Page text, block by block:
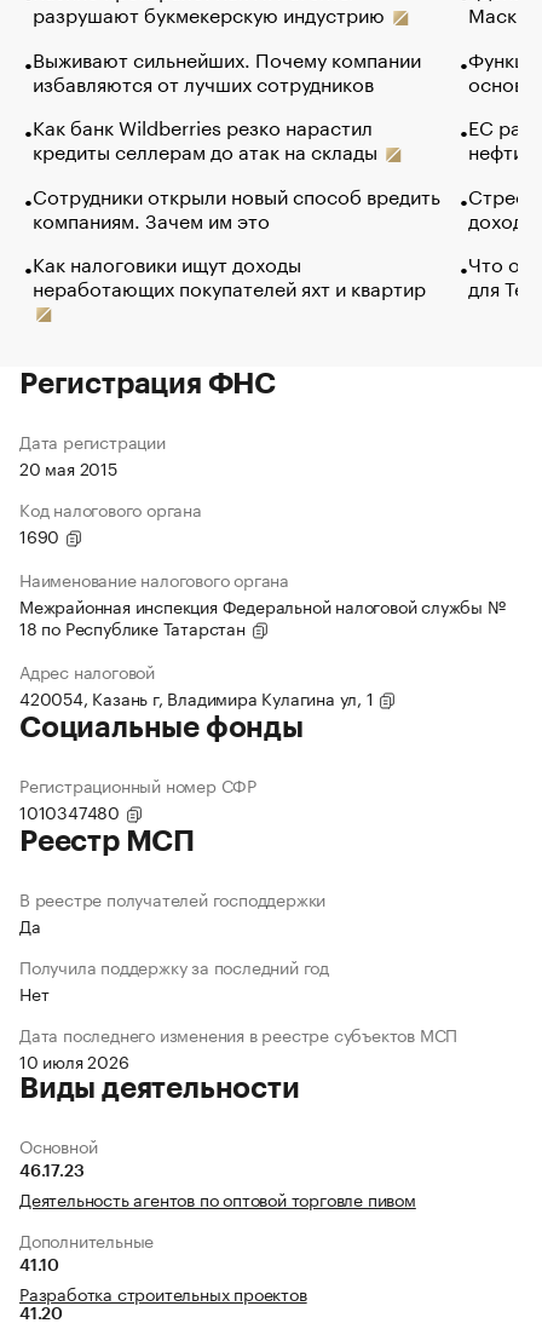
разрушают букмекерскую индустрию
Выживают сильнейших. Почему компании
избавляются от лучших сотрудников
Как банк Wildberries резко нарастил
кредиты селлерам до атак на склады
Сотрудники открыли новый способ вредить
компаниям. Зачем им это
Как налоговики ищут доходы
неработающих покупателей яхт и квартир
Маск в
основ
ЕС
нефти
Что
для
Регистрация ФНС
Дата регистрации
20 мая 2015
Код налогового органа
1690
Наименование налогового органа
Межрайонная инспекция Федеральной налоговой службы №
18 по Республике Татарстан
Адрес налоговой
420054, Казань г, Владимира Кулагина ул, 1
Социальные фонды
Регистрационный номер СФР
1010347480
Реестр МСП
В реестре получателей господдержки
Да
Получила поддержку за последний год
Нет
Дата последнего изменения в реестре субъектов МСП
10 июля 2026
Виды деятельности
Основной
46.17.23
Деятельность агентов по оптовой торговле пивом
Дополнительные
41.10
Разработка строительных проектов
41.20